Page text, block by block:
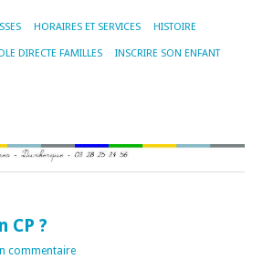
HORAIRES ET SERVICES HISTOIRE
DIRECTE FAMILLES INSCRIRE SON ENFANT
CP ?
commentaire